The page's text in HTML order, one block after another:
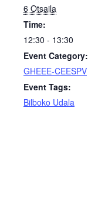
6 Otsaila
Time:
12:30 - 13:30
Event Category:
GHEEE-CEESPV
Event Tags:
Bilboko Udala